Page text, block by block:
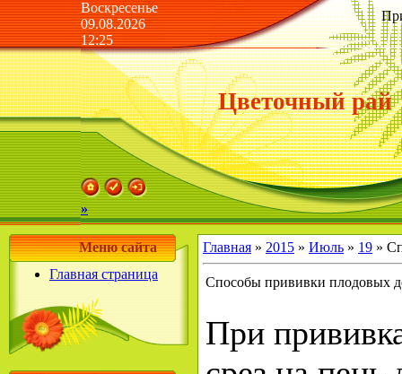
Воскресенье
09.08.2026
12:25
Цветочный рай
»
Меню сайта
Главная страница
Главная » 2015 » Июль » 19 »
Способы прививки плодовых
При